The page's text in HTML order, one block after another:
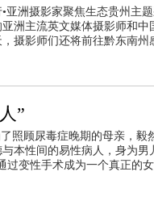
亚洲摄影家聚焦生态贵州主
洲主流英文媒体摄影师和中
摄影师们还将前往黔东南州
”
照顾尿毒症晚期的母亲，毅
本性间的易性病人，身为男
过变性手术成为一个真正的